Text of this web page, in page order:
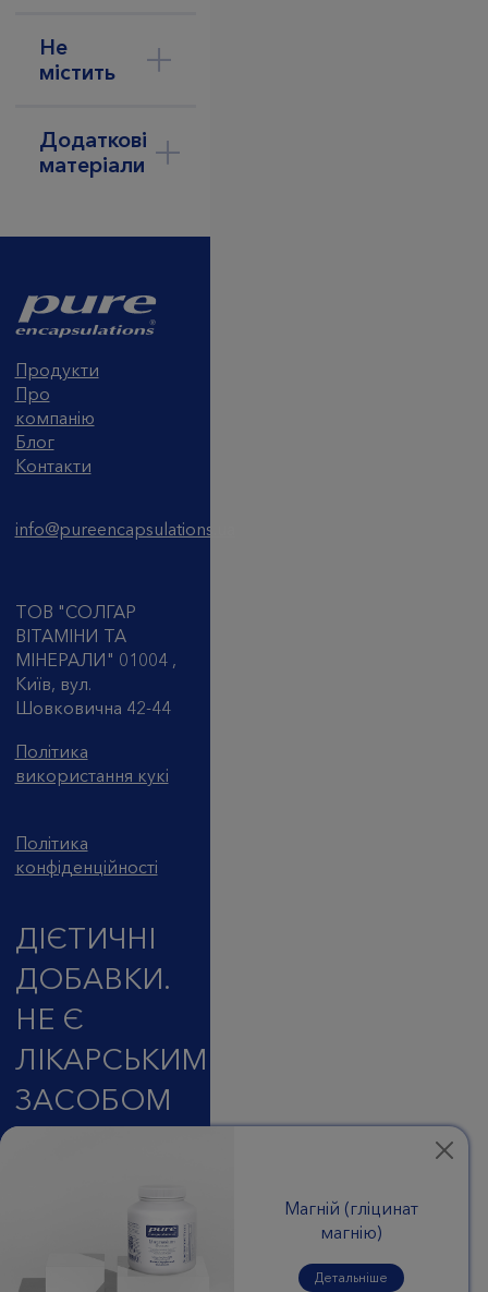
Не
містить
Додаткові
матеріали
Продукти
Про
компанію
Блог
Контакти
info@pureencapsulations.ua
ТОВ "СОЛГАР
ВІТАМІНИ ТА
МІНЕРАЛИ" 01004 ,
Київ, вул.
Шовковична 42-44
Політика
використання кукі
Політика
конфіденційності
ДІЄТИЧНІ
ДОБАВКИ.
НЕ Є
ЛІКАРСЬКИМ
ЗАСОБОМ
Продукція
призначена для
продажу в аптечних
Магнiй (глiцинат
магнію)
Детальніше